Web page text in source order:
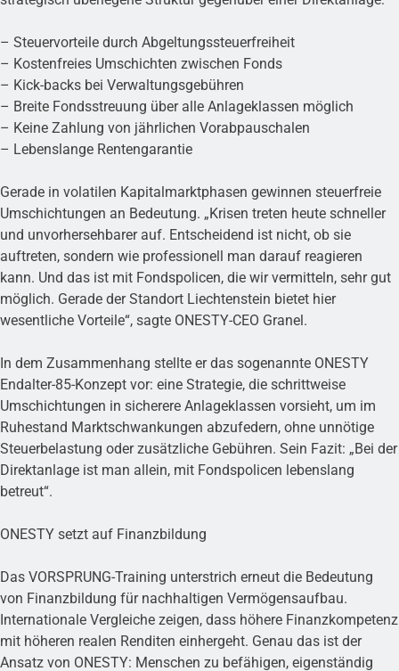
– Steuervorteile durch Abgeltungssteuerfreiheit
– Kostenfreies Umschichten zwischen Fonds
– Kick-backs bei Verwaltungsgebühren
– Breite Fondsstreuung über alle Anlageklassen möglich
– Keine Zahlung von jährlichen Vorabpauschalen
– Lebenslange Rentengarantie
Gerade in volatilen Kapitalmarktphasen gewinnen steuerfreie
Umschichtungen an Bedeutung. „Krisen treten heute schneller
und unvorhersehbarer auf. Entscheidend ist nicht, ob sie
auftreten, sondern wie professionell man darauf reagieren
kann. Und das ist mit Fondspolicen, die wir vermitteln, sehr gut
möglich. Gerade der Standort Liechtenstein bietet hier
wesentliche Vorteile“, sagte ONESTY-CEO Granel.
In dem Zusammenhang stellte er das sogenannte ONESTY
Endalter-85-Konzept vor: eine Strategie, die schrittweise
Umschichtungen in sicherere Anlageklassen vorsieht, um im
Ruhestand Marktschwankungen abzufedern, ohne unnötige
Steuerbelastung oder zusätzliche Gebühren. Sein Fazit: „Bei der
Direktanlage ist man allein, mit Fondspolicen lebenslang
betreut“.
ONESTY setzt auf Finanzbildung
Das VORSPRUNG-Training unterstrich erneut die Bedeutung
von Finanzbildung für nachhaltigen Vermögensaufbau.
Internationale Vergleiche zeigen, dass höhere Finanzkompetenz
mit höheren realen Renditen einhergeht. Genau das ist der
Ansatz von ONESTY: Menschen zu befähigen, eigenständig